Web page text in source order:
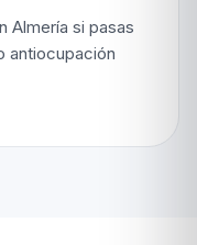
Almería si pasas
antiocupación